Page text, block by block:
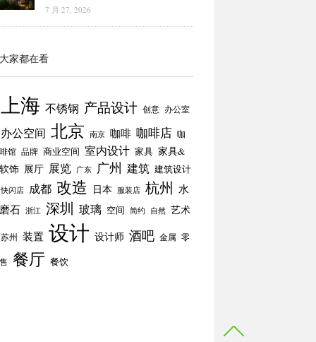
7 月 27, 2026
家都在看
上海 不锈钢 产品设计 创意 办公室
办公空间 北京 南京 咖啡 咖啡店 咖
馆 品牌 商业空间 室内设计 家具 家具&
饰 展厅 展览 广东 广州 建筑 建筑设计
快闪店 成都 改造 日本 服装店 杭州 水
石 浙江 深圳 玻璃 空间 简约 自然 艺术
苏州 装置 设计 设计师 酒吧 金属 零
餐厅 餐饮